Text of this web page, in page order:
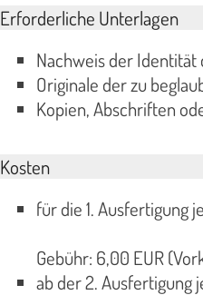
Erforderliche Unterlagen
Nachweis der Identität
Originale der zu
Kopien, Abschriften
Kosten
für die 1. Ausfertigung
Gebühr: 6,00 EUR
ab der 2. Ausfertigung